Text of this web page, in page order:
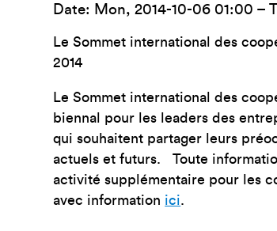
Date: Mon, 2014-10-06 01:00 –
Le Sommet international des
2014
Le Sommet international des
biennal pour les leaders des
qui souhaitent partager leurs
actuels et futurs. Toute
activité supplémentaire pour les
avec information ici.